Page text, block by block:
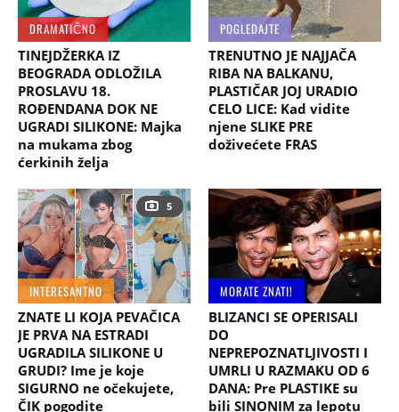
DRAMATIČNO
TINEJDŽERKA IZ
BEOGRADA ODLOŽILA
PROSLAVU 18.
ROĐENDANA DOK NE
UGRADI SILIKONE: Majka
na mukama zbog
ćerkinih želja
POGLEDAJTE
TRENUTNO JE NAJJAČA
RIBA NA BALKANU,
PLASTIČAR JOJ URADIO
CELO LICE: Kad vidite
njene SLIKE PRE
doživećete FRAS
5
INTERESANTNO
ZNATE LI KOJA PEVAČICA
JE PRVA NA ESTRADI
UGRADILA SILIKONE U
GRUDI? Ime je koje
SIGURNO ne očekujete,
ČIK pogodite
MORATE ZNATI!
BLIZANCI SE OPERISALI
DO
NEPREPOZNATLJIVOSTI I
UMRLI U RAZMAKU OD 6
DANA: Pre PLASTIKE su
bili SINONIM za lepotu